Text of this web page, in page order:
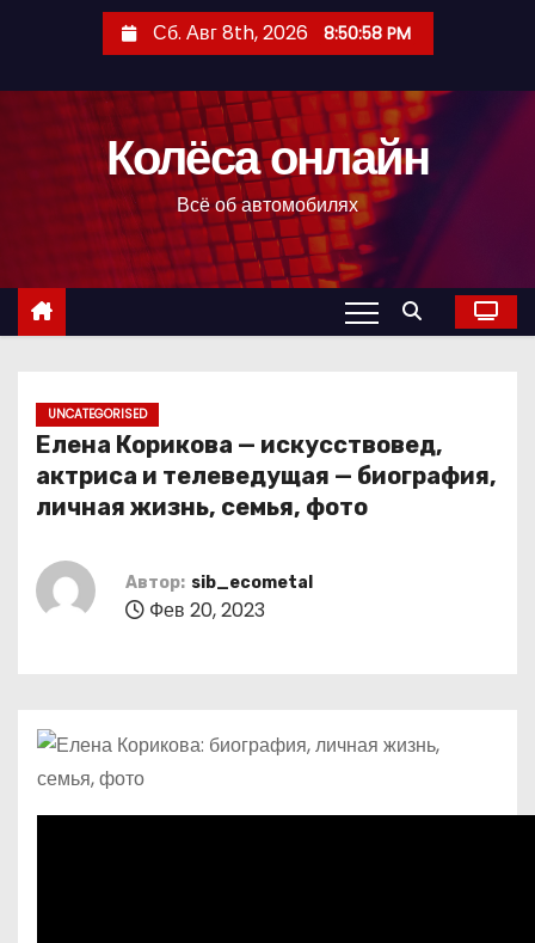
с
Сб. Авг 8th, 2026 8:50:59 PM
Колёса онлайн
Всё об автомобилях
UNCATEGORISED
Елена Корикова — искусствовед,
актриса и телеведущая — биография,
личная жизнь, семья, фото
Автор: sib_ecometal
Фев 20, 2023